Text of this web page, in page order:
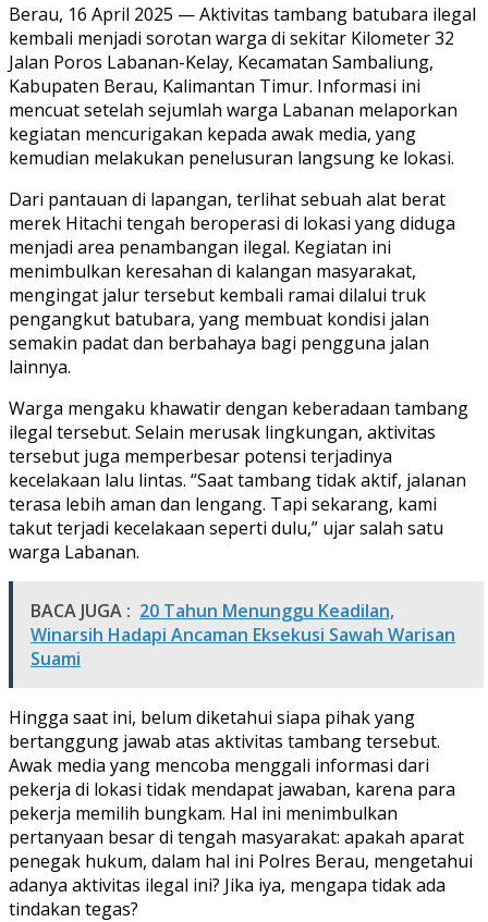
Berau, 16 April 2025 — Aktivitas tambang batubara ilegal
kembali menjadi sorotan warga di sekitar Kilometer 32
Jalan Poros Labanan-Kelay, Kecamatan Sambaliung,
Kabupaten Berau, Kalimantan Timur. Informasi ini
mencuat setelah sejumlah warga Labanan melaporkan
kegiatan mencurigakan kepada awak media, yang
kemudian melakukan penelusuran langsung ke lokasi.
Dari pantauan di lapangan, terlihat sebuah alat berat
merek Hitachi tengah beroperasi di lokasi yang diduga
menjadi area penambangan ilegal. Kegiatan ini
menimbulkan keresahan di kalangan masyarakat,
mengingat jalur tersebut kembali ramai dilalui truk
pengangkut batubara, yang membuat kondisi jalan
semakin padat dan berbahaya bagi pengguna jalan
lainnya.
Warga mengaku khawatir dengan keberadaan tambang
ilegal tersebut. Selain merusak lingkungan, aktivitas
tersebut juga memperbesar potensi terjadinya
kecelakaan lalu lintas. “Saat tambang tidak aktif, jalanan
terasa lebih aman dan lengang. Tapi sekarang, kami
takut terjadi kecelakaan seperti dulu,” ujar salah satu
warga Labanan.
BACA JUGA : 20 Tahun Menunggu Keadilan,
Winarsih Hadapi Ancaman Eksekusi Sawah Warisan
Suami
Hingga saat ini, belum diketahui siapa pihak yang
bertanggung jawab atas aktivitas tambang tersebut.
Awak media yang mencoba menggali informasi dari
pekerja di lokasi tidak mendapat jawaban, karena para
pekerja memilih bungkam. Hal ini menimbulkan
pertanyaan besar di tengah masyarakat: apakah aparat
penegak hukum, dalam hal ini Polres Berau, mengetahui
adanya aktivitas ilegal ini? Jika iya, mengapa tidak ada
tindakan tegas?